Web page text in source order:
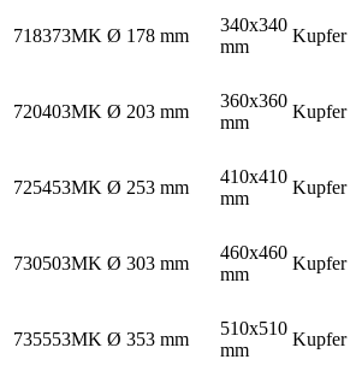
718373MK Ø 178 mm
340x340
mm
Kupfer
720403MK Ø 203 mm
360x360
mm
Kupfer
725453MK Ø 253 mm
410x410
mm
Kupfer
730503MK Ø 303 mm
460x460
mm
Kupfer
735553MK Ø 353 mm
510x510
mm
Kupfer